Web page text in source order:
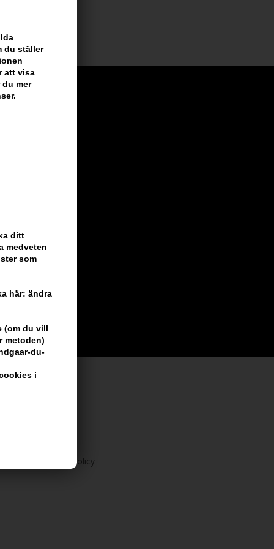
du ställer
att visa
mer
ditt
medveten
som
här: ändra
(om du vill
metoden)
du-
i
- 356 dagars returpolicy